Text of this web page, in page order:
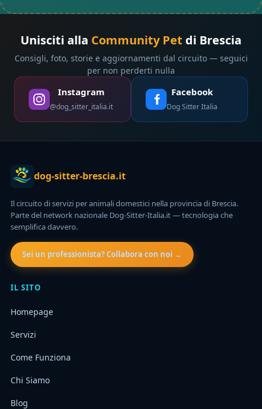
Unisciti alla Community Pet di Brescia
Consigli, foto, storie e aggiornamenti dal circuito — seguici
per non perderti nulla
Instagram
@dog_sitter_italia.it
Facebook
Dog Sitter Italia
dog-sitter-brescia.it
Il circuito di servizi per animali domestici nella provincia di Brescia.
Parte del network nazionale Dog-Sitter-Italia.it — tecnologia che
semplifica davvero.
Sei un professionista? Collabora con noi →
IL SITO
Homepage
Servizi
Come Funziona
Chi Siamo
Blog